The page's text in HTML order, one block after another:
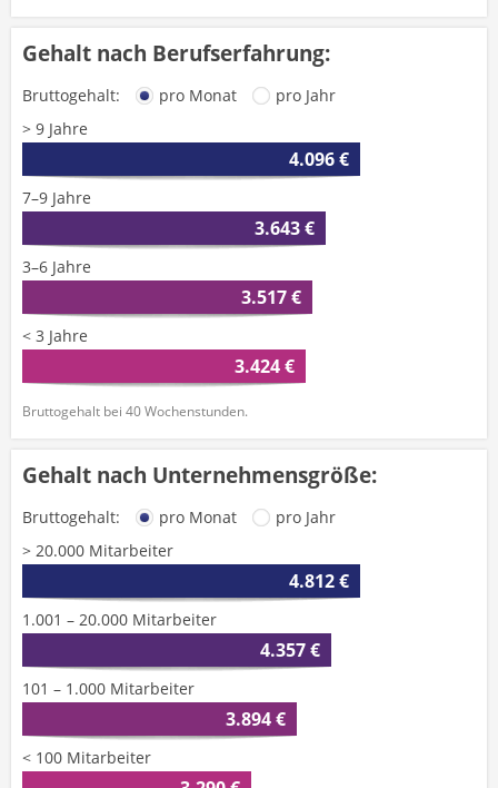
Gehalt nach Berufserfahrung:
Bruttogehalt: pro Monat
pro Jahr
> 9 Jahre
4.096 €
7–9 Jahre
3.643 €
3–6 Jahre
3.517 €
< 3 Jahre
3.424 €
Bruttogehalt bei 40 Wochenstunden.
Gehalt nach Unternehmensgröße:
Bruttogehalt: pro Monat
pro Jahr
> 20.000 Mitarbeiter
4.812 €
1.001 – 20.000 Mitarbeiter
4.357 €
101 – 1.000 Mitarbeiter
3.894 €
< 100 Mitarbeiter